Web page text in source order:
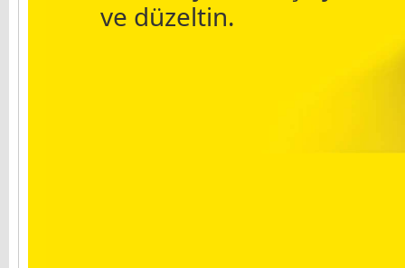
ve düzeltin.